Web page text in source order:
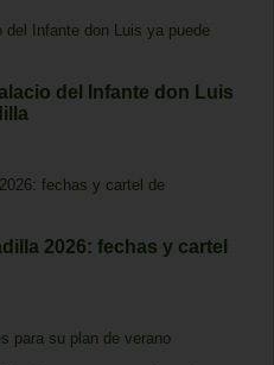
del Infante don Luis
2026: fechas y cartel